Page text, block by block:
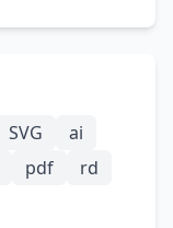
SVG
ai
pdf
rd